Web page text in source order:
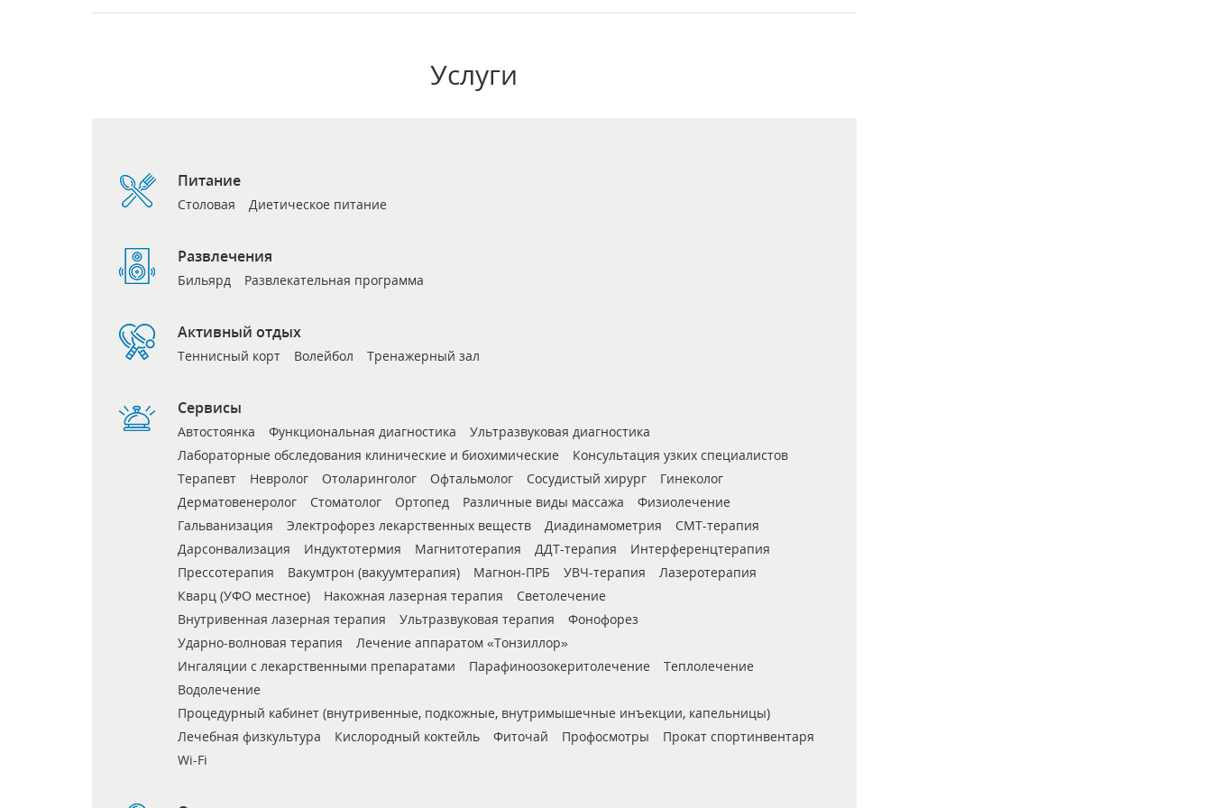
Услуги
Питание
Столовая Диетическое питание
Развлечения
Бильярд Развлекательная программа
Активный отдых
Теннисный корт Волейбол Тренажерный зал
Сервисы
Автостоянка Функциональная диагностика
Ультразвуковая диагностика
Лабораторные обследования клинические и биохимические
Консультация узких специалистов
Терапевт
Невролог Отоларинголог Офтальмолог Сосудистый хирург
Гинеколог
Дерматовенеролог
Стоматолог Ортопед Различные виды массажа
Физиолечение
Гальванизация
Электрофорез лекарственных веществ Диадинамометрия
СМТ-терапия
Дарсонвализация
Индуктотермия Магнитотерапия ДДТ-терапия
Интерференцтерапия
Прессотерапия
Вакумтрон (вакуумтерапия) Магнон-ПРБ УВЧ-терапия
Лазеротерапия
Кварц (УФО местное)
Накожная лазерная терапия
Светолечение
Внутривенная лазерная терапия
Ультразвуковая терапия
Фонофорез
Ударно-волновая терапия
Лечение аппаратом «Тонзиллор»
Ингаляции с лекарственными препаратами
Парафиноозокеритолечение
Теплолечение
Водолечение
Процедурный кабинет (внутривенные, подкожные, внутримышечные инъекции, капельницы)
Лечебная физкультура
Кислородный коктейль Фиточай Профосмотры
Прокат спортинвентаря
Wi-Fi